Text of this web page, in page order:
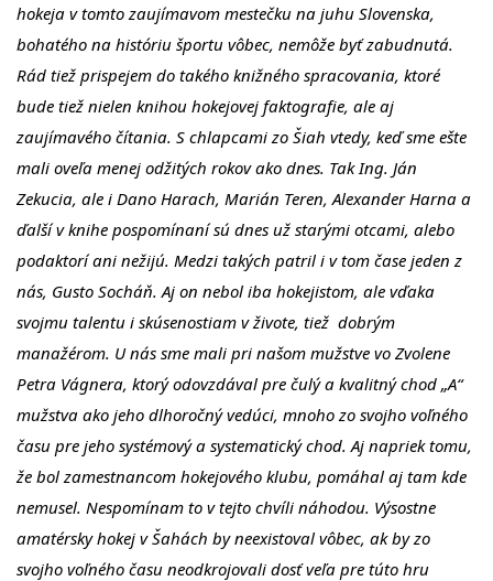
hokeja v tomto zaujímavom mestečku na juhu Slovenska,
bohatého na históriu športu vôbec, nemôže byť zabudnutá.
Rád tiež prispejem do takého knižného spracovania, ktoré
bude tiež nielen knihou hokejovej faktografie, ale aj
zaujímavého čítania. S chlapcami zo Šiah vtedy, keď sme ešte
mali oveľa menej odžitých rokov ako dnes. Tak Ing. Ján
Zekucia, ale i Dano Harach, Marián Teren, Alexander Harna a
ďalší v knihe pospomínaní sú dnes už starými otcami, alebo
podaktorí ani nežijú. Medzi takých patril i v tom čase jeden z
nás, Gusto Socháň. Aj on nebol iba hokejistom, ale vďaka
svojmu talentu i skúsenostiam v živote, tiež dobrým
manažérom. U nás sme mali pri našom mužstve vo Zvolene
Petra Vágnera, ktorý odovzdával pre čulý a kvalitný chod „A“
mužstva ako jeho dlhoročný vedúci, mnoho zo svojho voľného
času pre jeho systémový a systematický chod. Aj napriek tomu,
že bol zamestnancom hokejového klubu, pomáhal aj tam kde
nemusel. Nespomínam to v tejto chvíli náhodou. Výsostne
amatérsky hokej v Šahách by neexistoval vôbec, ak by zo
svojho voľného času neodkrojovali dosť veľa pre túto hru